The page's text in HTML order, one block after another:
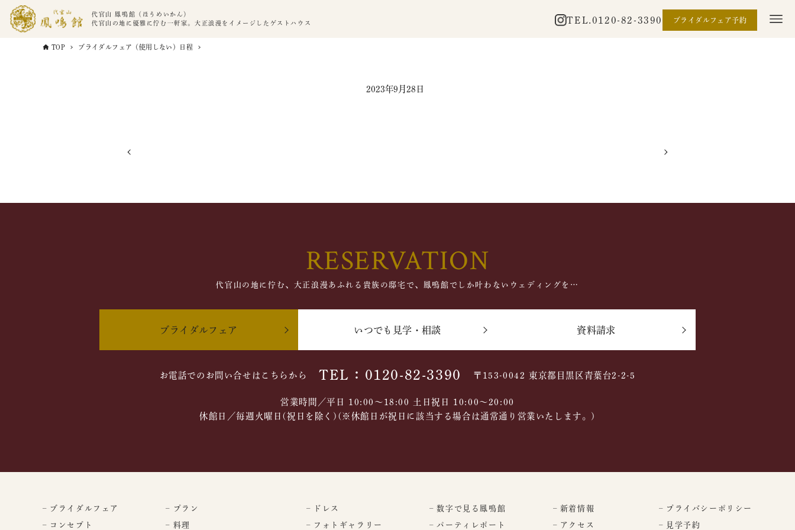
代官山 鳳鳴館（ほうめいかん）
代官山の地に優雅に佇む一軒家。大正浪漫をイメージしたゲストハウス
TEL. 0120-82-3390 ブライダルフェア予約
TOP ブライダルフェア（使用しない）日程
2023年9月28日
RESERVATION
代官山の地に佇む、大正浪漫あふれる貴族の邸宅で、鳳鳴館でしか叶わないウェディングを…
ブライダルフェア いつでも見学・相談 資料請求
お電話でのお問い合せはこちらから TEL：0120-82-3390 〒153-0042 東京都目黒区青葉台2-2-5
営業時間／平日 10:00～18:00 土日祝日 10:00〜20:00
休館日／毎週火曜日(祝日を除く)(※休館日が祝日に該当する場合は通常通り営業いたします。)
– ブライダルフェア
– コンセプト
– プラン
– 料理
– ドレス
– フォトギャラリー
– 数字で見る鳳鳴館
– パーティレポート
– 新着情報
– アクセス
– プライバシーポリシー
– 見学予約